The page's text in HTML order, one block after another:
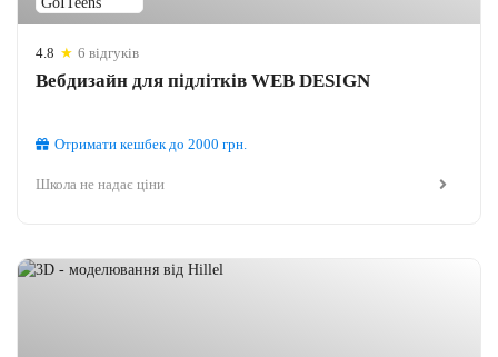
4.8 ★ 6 відгуків
Вебдизайн для підлітків WEB DESIGN
Отримати кешбекдо 2000 грн.
Школа не надає ціни